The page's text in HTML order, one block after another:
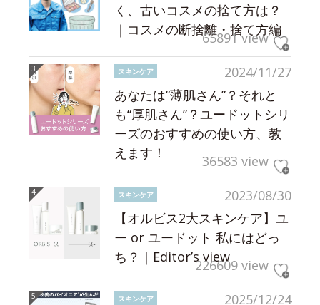
く、古いコスメの捨て方は？
｜コスメの断捨離・捨て方編
65891 view
2024/11/27
スキンケア
あなたは“薄肌さん”？それと
も“厚肌さん”？ユードットシリ
ーズのおすすめの使い方、教
えます！
36583 view
2023/08/30
スキンケア
【オルビス2大スキンケア】ユ
ー or ユードット 私にはどっ
ち？｜Editor’s view226609 view
2025/12/24
スキンケア